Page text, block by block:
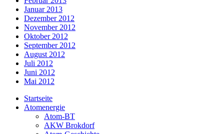
Januar 2013
Dezember 2012
November 2012
Oktober 2012
September 2012
August 2012
Juli 2012
Juni 2012
Mai 2012
Startseite
Atomenergie
Atom-BT
AKW Brokdorf